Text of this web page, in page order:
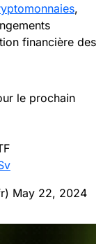
,
financière des
le prochain
May 22, 2024